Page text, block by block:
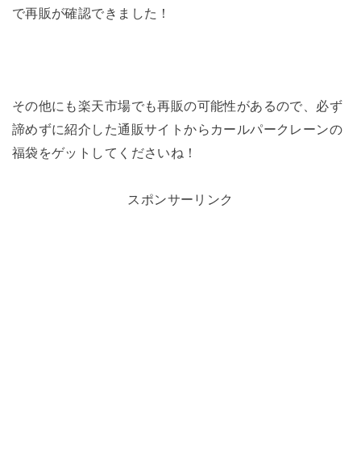
で再販が確認できました！
その他にも楽天市場でも再販の可能性があるので、必ず
諦めずに紹介した通販サイトからカールパークレーンの
福袋をゲットしてくださいね！
スポンサーリンク